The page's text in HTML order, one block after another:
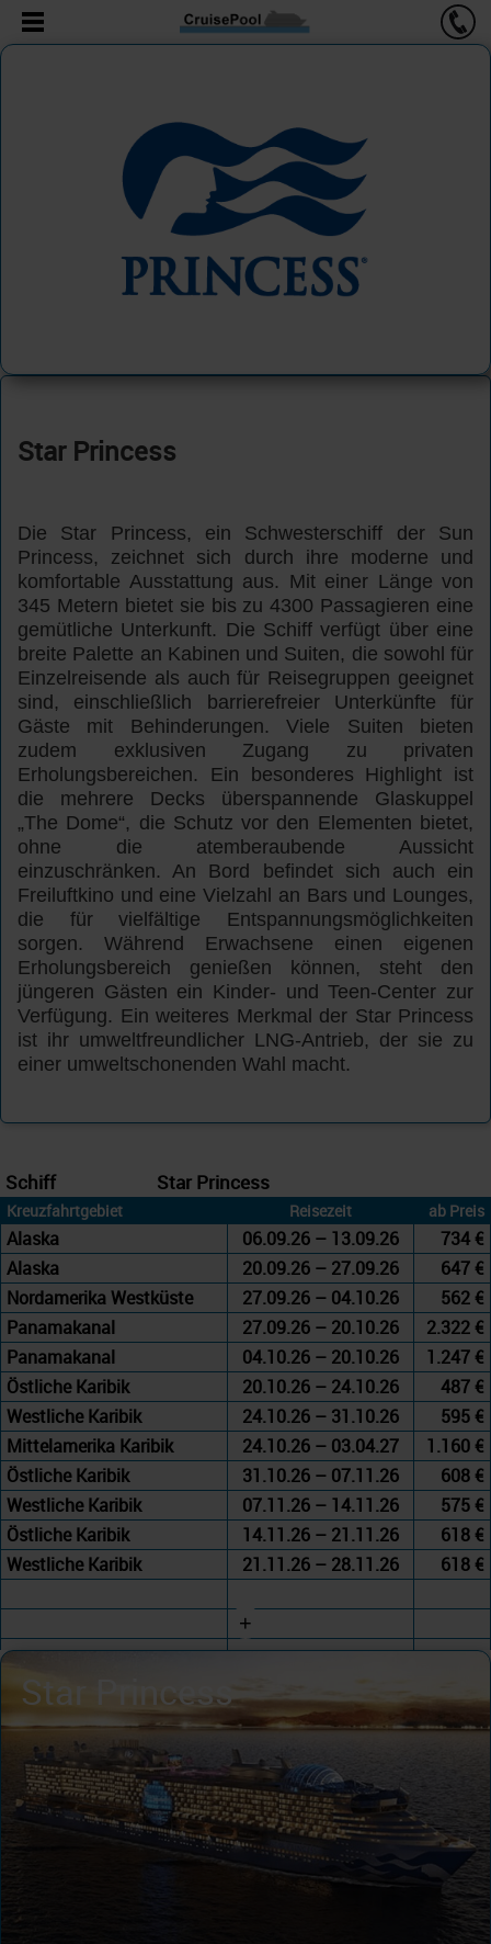
Star Princess
Die Star Princess, ein Schwesterschiff der Sun
Princess, zeichnet sich durch ihre moderne und
komfortable Ausstattung aus. Mit einer Länge von
345 Metern bietet sie bis zu 4300 Passagieren eine
gemütliche Unterkunft. Die Schiff verfügt über eine
breite Palette an Kabinen und Suiten, die sowohl für
Einzelreisende als auch für Reisegruppen geeignet
sind, einschließlich barrierefreier Unterkünfte für
Gäste mit Behinderungen. Viele Suiten bieten
zudem exklusiven Zugang zu privaten
Erholungsbereichen. Ein besonderes Highlight ist
die mehrere Decks überspannende Glaskuppel
„The Dome“, die Schutz vor den Elementen bietet,
ohne die atemberaubende Aussicht
einzuschränken. An Bord befindet sich auch ein
Freiluftkino und eine Vielzahl an Bars und Lounges,
die für vielfältige Entspannungsmöglichkeiten
sorgen. Während Erwachsene einen eigenen
Erholungsbereich genießen können, steht den
jüngeren Gästen ein Kinder- und Teen-Center zur
Verfügung. Ein weiteres Merkmal der Star Princess
ist ihr umweltfreundlicher LNG-Antrieb, der sie zu
einer umweltschonenden Wahl macht.
Schiff Star Princess
Kreuzfahrtgebiet Reisezeit ab Preis
Alaska 06.09.26 – 13.09.26
734 €
Alaska
20.09.26 – 27.09.26
647 €
Nordamerika Westküste
27.09.26 – 04.10.26
562 €
Panamakanal
27.09.26 – 20.10.26
2.322 €
Panamakanal
04.10.26 – 20.10.26
1.247 €
Östliche Karibik
20.10.26 – 24.10.26
487 €
Westliche Karibik
24.10.26 – 31.10.26
595 €
Mittelamerika Karibik
24.10.26 – 03.04.27
1.160 €
Östliche Karibik
31.10.26 – 07.11.26
608 €
Westliche Karibik
07.11.26 – 14.11.26
575 €
Östliche Karibik
14.11.26 – 21.11.26
618 €
Westliche Karibik
21.11.26 – 28.11.26 618 €
+
Star Princess